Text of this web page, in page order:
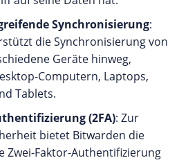
Synchronisierung:
die Synchronisierung von
Geräte hinweg,
Computern, Laptops,
Tablets.
(2FA): Zur
bietet Bitwarden die
Zwei-Faktor-Authentifizierung